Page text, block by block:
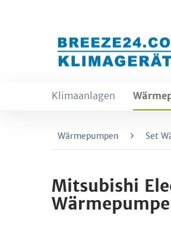
Klimaanlagen
Wärmepumpen Set
Mitsubishi